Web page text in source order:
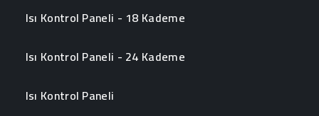
Isı Kontrol Paneli - 18 Kademe
Isı Kontrol Paneli - 24 Kademe
Isı Kontrol Paneli